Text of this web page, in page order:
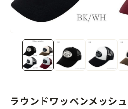
ラウンドワッペンメッシ